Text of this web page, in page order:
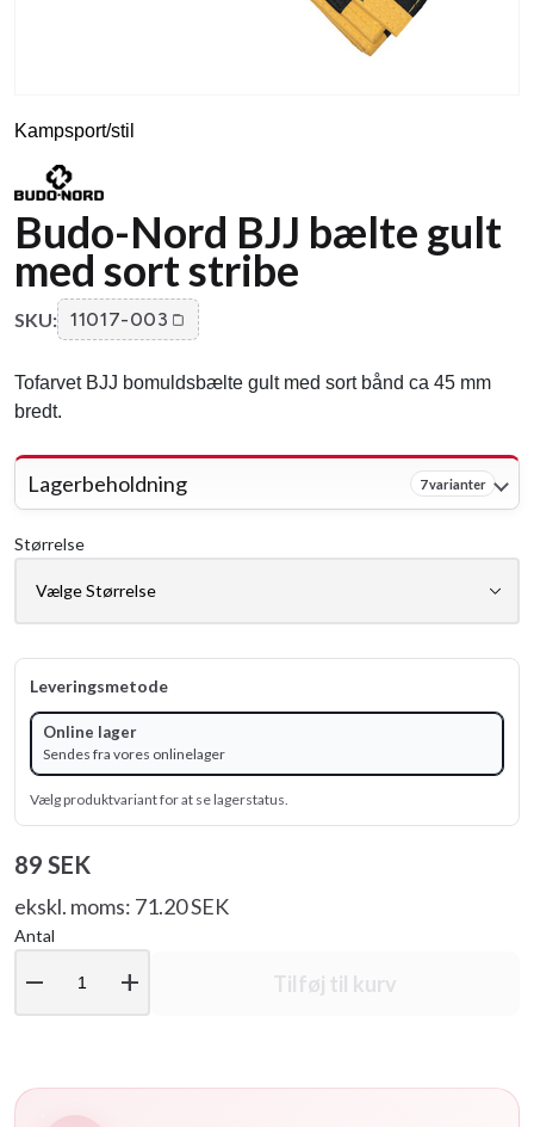
Kampsport/stil
Budo-Nord BJJ bælte gult
med sort stribe
SKU: 11017-003
Tofarvet BJJ bomuldsbælte gult med sort bånd ca 45 mm
bredt.
Lagerbeholdning 7 varianter
Størrelse
Leveringsmetode
Online lager
Sendes fra vores onlinelager
Vælg produktvariant for at se lagerstatus.
89 SEK
ekskl. moms: 71.20 SEK
Antal
remove add Tilføj til kurv